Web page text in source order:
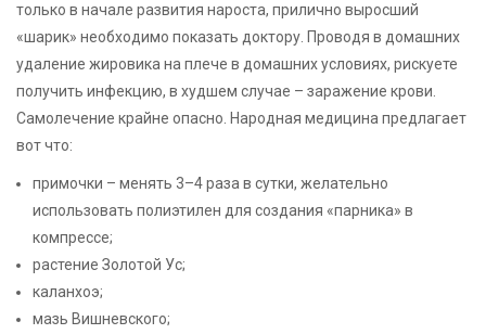
только в начале развития нароста, прилично выросший
«шарик» необходимо показать доктору. Проводя в домашних
удаление жировика на плече в домашних условиях, рискуете
получить инфекцию, в худшем случае – заражение крови.
Самолечение крайне опасно. Народная медицина предлагает
вот что:
примочки – менять 3–4 раза в сутки, желательно
использовать полиэтилен для создания «парника» в
компрессе;
растение Золотой Ус;
каланхоэ;
мазь Вишневского;